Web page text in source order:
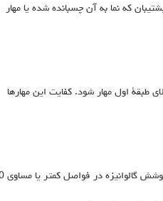
که نما به آن چسبانده شده یا مهار
طبقۀ اول مهار شود. کفایت این مهارها